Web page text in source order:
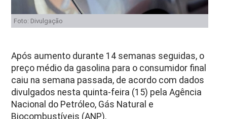
Foto: Divulgação
Após aumento durante 14 semanas seguidas, o
preço médio da gasolina para o consumidor final
caiu na semana passada, de acordo com dados
divulgados nesta quinta-feira (15) pela Agência
Nacional do Petróleo, Gás Natural e
Biocombustíveis (ANP).